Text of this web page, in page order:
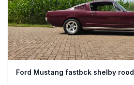
Ford Mustang fastbck shelby rood